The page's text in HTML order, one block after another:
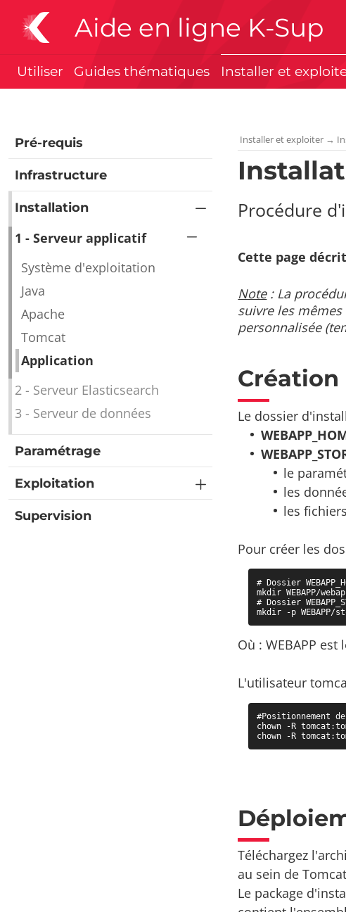
Aide en ligne K-Sup
Utiliser Guides thématiques Installer et
Pré-requis
Infrastructure
Installation
1 - Serveur applicatif
Système d'exploitation
Java
Apache
Tomcat
Application
2 - Serveur Elasticsearch
3 - Serveur de données
Paramétrage
Exploitation
Supervision
Installer et exploiter →
Procédure
Cette page
Note: La
suivre les
personnalisée
Création
Le dossier
le
les
les
Pour créer les
# Dossier
mkdir WEBAPP/
# Dossier
mkdir -p
Où : WEBAPP
L'utilisateur
#Positionnement
chown -R
chown -R
Téléchargez
au sein de
Le package